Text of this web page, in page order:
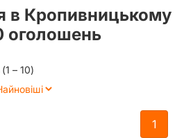
в Кропивницькому
оголошень
– 10)
1